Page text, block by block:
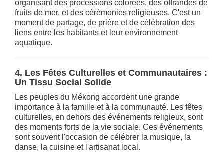
organisant des processions colorées, des offrandes de
fruits de mer, et des cérémonies religieuses. C'est un
moment de partage, de prière et de célébration des
liens entre les habitants et leur environnement
aquatique.
4. Les Fêtes Culturelles et Communautaires :
Un Tissu Social Solide
Les peuples du Mékong accordent une grande
importance à la famille et à la communauté. Les fêtes
culturelles, en dehors des événements religieux, sont
des moments forts de la vie sociale. Ces événements
sont souvent l'occasion de célébrer la musique, la
danse, la cuisine et l'artisanat local.